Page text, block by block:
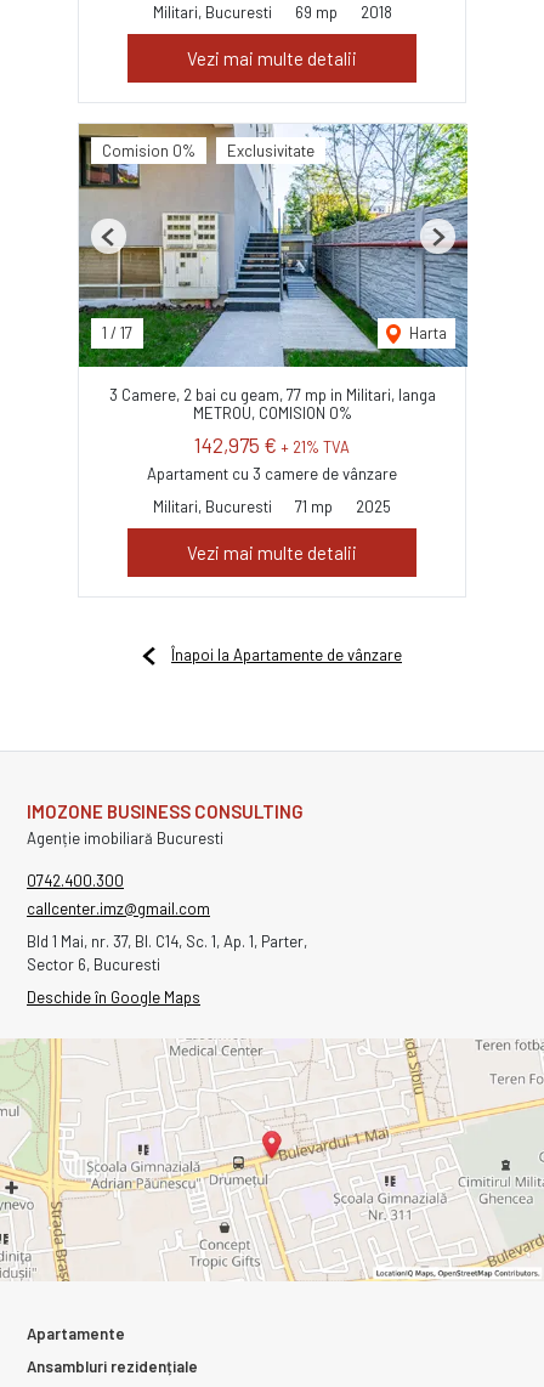
Militari, Bucuresti
69 mp 2018
Vezi mai multe detalii
Comision 0% Exclusivitate
1 / 17 Harta
Previous Next
3 Camere, 2 bai cu geam, 77 mp in Militari, langa
METROU, COMISION 0%
142,975 € + 21% TVA
Apartament cu 3 camere de vânzare
Militari, Bucuresti
71 mp 2025
Vezi mai multe detalii
Înapoi la Apartamente de vânzare
IMOZONE BUSINESS CONSULTING
Agenție imobiliară Bucuresti
0742.400.300
callcenter.imz@gmail.com
Bld 1 Mai, nr. 37, Bl. C14, Sc. 1, Ap. 1, Parter,
Sector 6, Bucuresti
Deschide în Google Maps
Apartamente
Ansambluri rezidențiale